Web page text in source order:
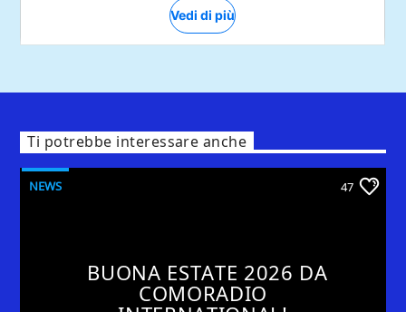
Ti potrebbe interessare anche
NEWS 47
BUONA ESTATE 2026 DA
COMORADIO